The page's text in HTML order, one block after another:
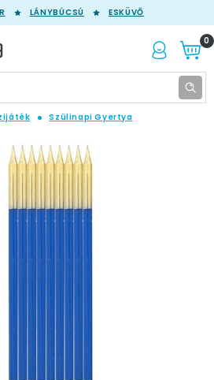
LÁNYBÚCSÚ ESKÜVŐ
0
Szülinapi Gyertya